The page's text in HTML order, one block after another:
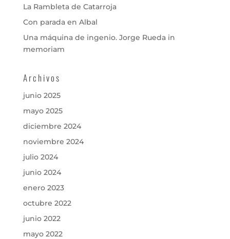
La Rambleta de Catarroja
Con parada en Albal
Una máquina de ingenio. Jorge Rueda in
memoriam
Archivos
junio 2025
mayo 2025
diciembre 2024
noviembre 2024
julio 2024
junio 2024
enero 2023
octubre 2022
junio 2022
mayo 2022